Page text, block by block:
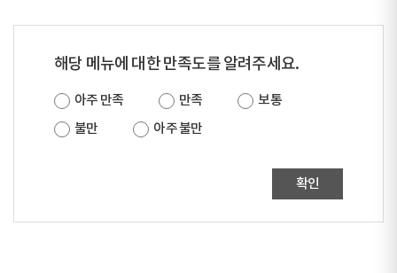
해당 메뉴에 대한 만족도를 알려주세요.
아주 만족 만족
보통
불만
아주 불만
확인